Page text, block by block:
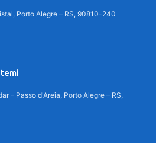
Porto Alegre – RS, 90810-240
– Passo d'Areia, Porto Alegre – RS,